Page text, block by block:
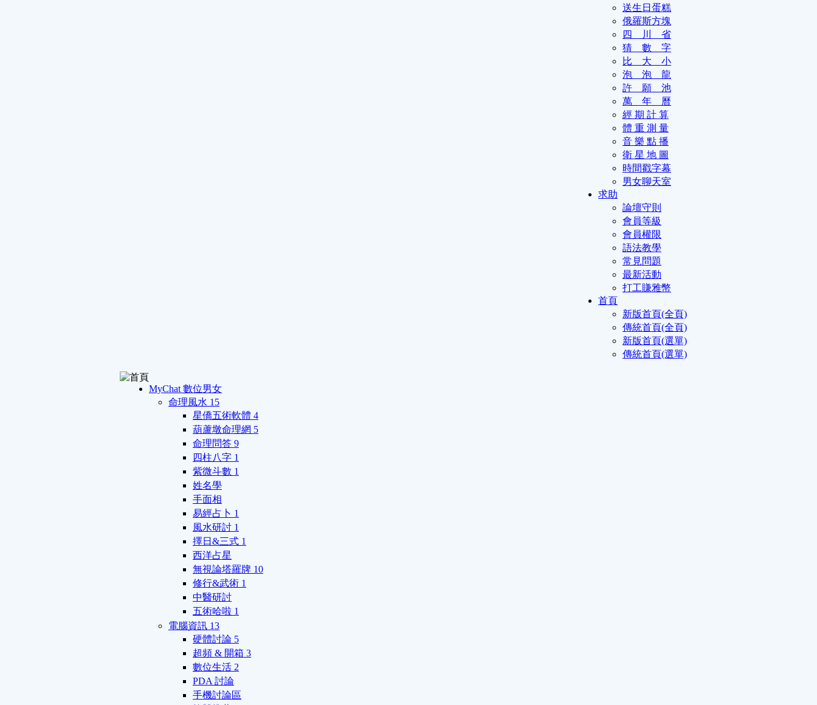
送生日蛋糕
俄羅斯方塊
四 川 省
猜 數 字
比 大 小
泡 泡 龍
許 願 池
萬 年 曆
經 期 計 算
體 重 測 量
音 樂 點 播
衛 星 地 圖
時間戳字幕
男女聊天室
求助
論壇守則
會員等級
會員權限
語法教學
常見問題
最新活動
打工賺雅幣
首頁
新版首頁(全頁)
傳統首頁(全頁)
新版首頁(選單)
傳統首頁(選單)
MyChat 數位男女
命理風水 15
星僑五術軟體 4
葫蘆墩命理網 5
命理問答 9
四柱八字 1
紫微斗數 1
姓名學
手面相
易經占卜 1
風水研討 1
擇日&三式 1
西洋占星
無視論塔羅牌 10
修行&武術 1
中醫研討
五術哈啦 1
電腦資訊 13
硬體討論 5
超頻 & 開箱 3
數位生活 2
PDA 討論
手機討論區